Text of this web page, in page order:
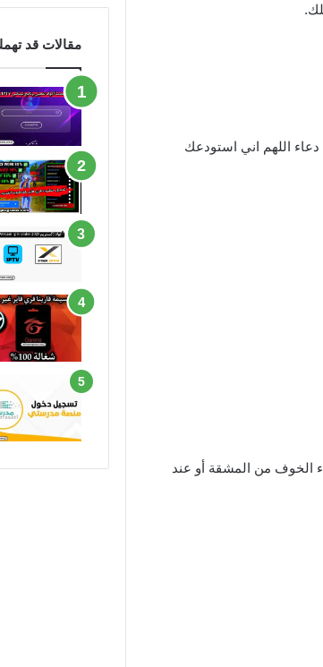
دعاء اللهم اني استودعك
الخوف من المشقة أو عند
مقالات قد